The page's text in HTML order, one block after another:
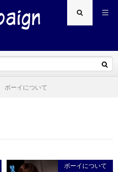
ボーイについて
ボーイについて